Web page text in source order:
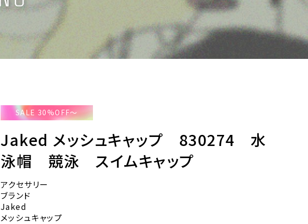
SALE 30%OFF～
Jaked メッシュキャップ 830274 水
泳帽 競泳 スイムキャップ
アクセサリー
ブランド
Jaked
メッシュキャップ